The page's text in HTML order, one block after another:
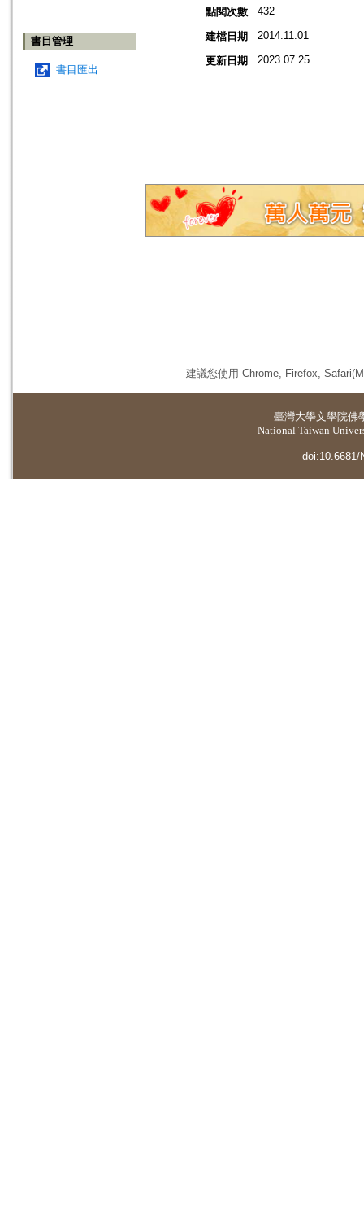
書目管理
書目匯出
點閱次數
432
建檔日期 2014.11.01
更新日期 2023.07.25
建議您使用 Chrome, Firefox,
臺灣大學文學院佛
National Taiwan
doi:10.6681/